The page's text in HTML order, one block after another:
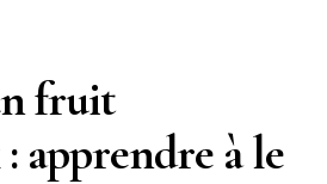
fruit
apprendre à le